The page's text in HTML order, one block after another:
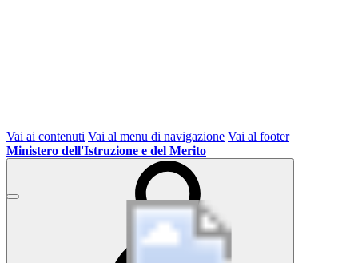
Vai ai contenuti Vai al menu di navigazione Vai al footer
Ministero dell'Istruzione e del Merito